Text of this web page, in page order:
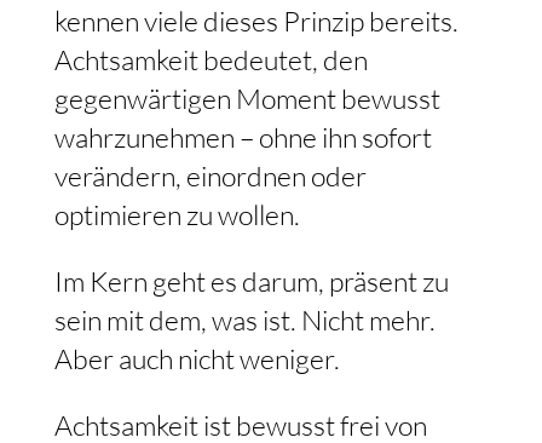
kennen viele dieses Prinzip bereits.
Achtsamkeit bedeutet, den
gegenwärtigen Moment bewusst
wahrzunehmen – ohne ihn sofort
verändern, einordnen oder
optimieren zu wollen.
Im Kern geht es darum, präsent zu
sein mit dem, was ist. Nicht mehr.
Aber auch nicht weniger.
Achtsamkeit ist bewusst frei von